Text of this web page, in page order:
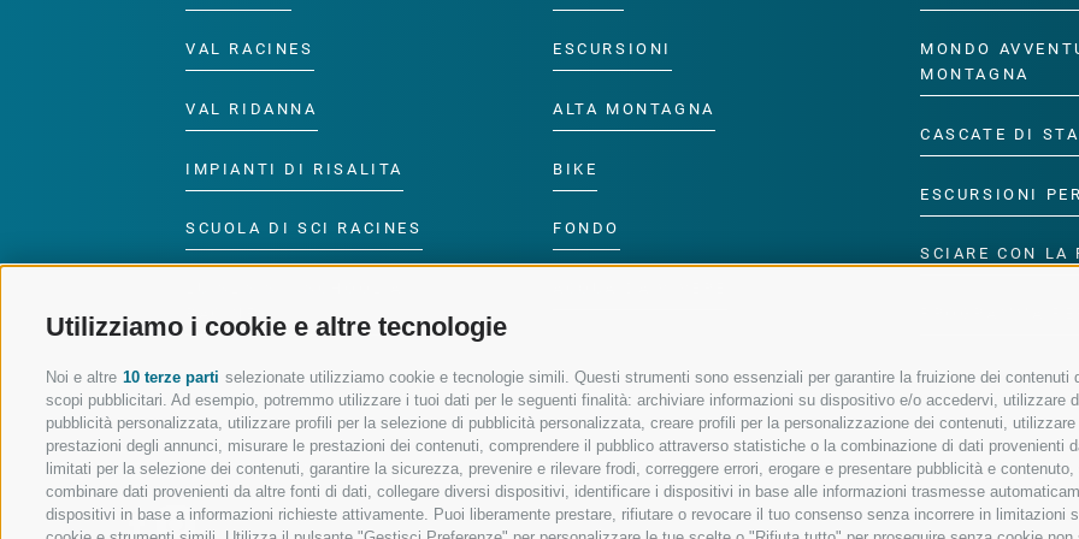
Utilizziamo i cookie e altre tecnologie
Noi e altre 10 terze parti selezionate utilizziamo cookie e tecnologie simili. Questi strumenti sono essenziali per garantire la fruizione dei
scopi pubblicitari. Ad esempio, potremmo utilizzare i tuoi dati per le seguenti finalità: archiviare informazioni su dispositivo e/o accedervi, utilizzare
pubblicità personalizzata, utilizzare profili per la selezione di pubblicità personalizzata, creare profili per la personalizzazione dei contenuti,
prestazioni degli annunci, misurare le prestazioni dei contenuti, comprendere il pubblico attraverso statistiche o la combinazione di dati
limitati per la selezione dei contenuti, garantire la sicurezza, prevenire e rilevare frodi, correggere errori, erogare e presentare pubblicità e
combinare dati provenienti da altre fonti di dati, collegare diversi dispositivi, identificare i dispositivi in base alle informazioni trasmesse
dispositivi in base a informazioni richieste attivamente. Puoi liberamente prestare, rifiutare o revocare il tuo consenso senza incorrere in
VAL RACINES
VAL RIDANNA
IMPIANTI DI RISALITA
SCUOLA DI SCI RACINES
RACINES
ESCURSIONI
ALTA MONTAGNA
BIKE
FONDO
MONDO
MONTAGNA
CASCATE DI
ESCURSIONI
SCIARE CON LA
SEGUICI SUI SOCIAL